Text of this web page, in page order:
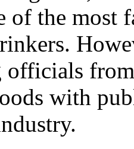
of the most
officials
with